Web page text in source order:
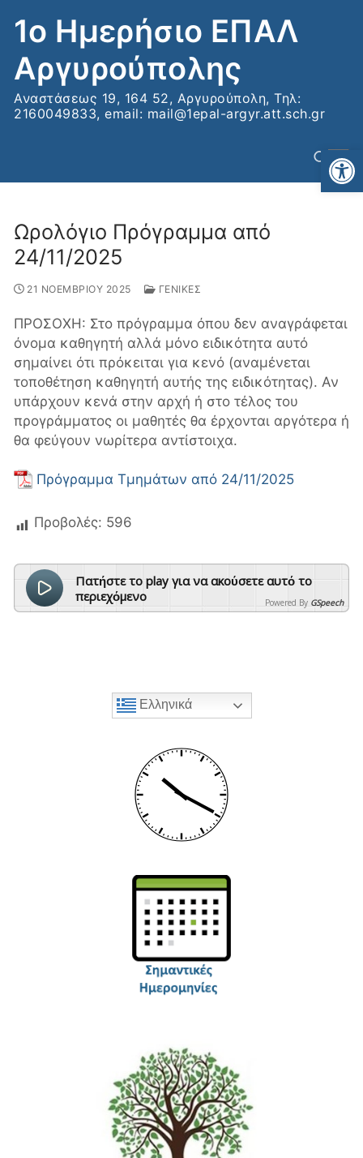
στο
περιεχόμενο
1ο Ημερήσιο ΕΠΑΛ
Αργυρούπολης
Αναστάσεως 19, 164 52, Αργυρούπολη, Τηλ:
2160049833, email: mail@1epal-argyr.att.sch.gr
Αναζήτηση για:
Ωρολόγιο Πρόγραμμα από
24/11/2025
21 ΝΟΕΜΒΡΙΟΥ 2025 ΓΕΝΙΚΕΣ
ΠΡΟΣΟΧΗ: Στο πρόγραμμα όπου δεν αναγράφεται
όνομα καθηγητή αλλά μόνο ειδικότητα αυτό
σημαίνει ότι πρόκειται για κενό (αναμένεται
τοποθέτηση καθηγητή αυτής της ειδικότητας). Αν
υπάρχουν κενά στην αρχή ή στο τέλος του
προγράμματος οι μαθητές θα έρχονται αργότερα ή
θα φεύγουν νωρίτερα αντίστοιχα.
Πρόγραμμα Τμημάτων από 24/11/2025
Προβολές: 596
Πατήστε το play για να ακούσετε αυτό το
περιεχόμενο
Powered By GSpeech
Ελληνικά